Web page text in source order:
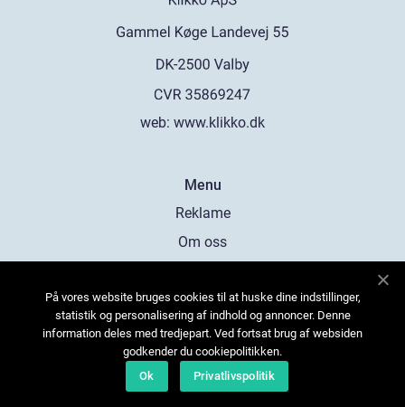
web: www.klikko.dk
Menu
Reklame
Om oss
Kontakt Oss
Sitemap
På vores website bruges cookies til at huske dine indstillinger,
statistik og personalisering af indhold og annoncer. Denne
information deles med tredjepart. Ved fortsat brug af websiden
godkender du cookiepolitikken.
Ok
Privatlivspolitik